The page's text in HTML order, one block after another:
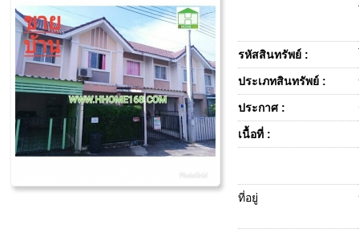
รหัสสินทรัพย์ :
ประเภทสินทรัพย์ :
ประกาศ :
เนื้อที่ :
ที่อยู่